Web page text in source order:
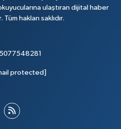
ulaştıran dijital haber
hakları saklıdır.
protected]